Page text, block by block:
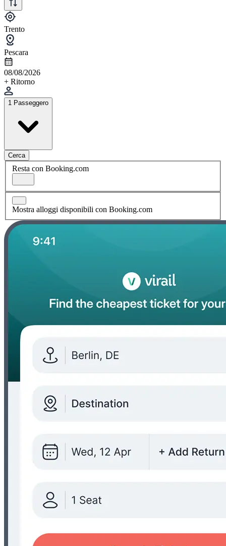
Trento
Pescara
08/08/2026
+ Ritorno
1 Passeggero
Cerca
Resta con Booking.com
Mostra alloggi disponibili con Booking.com